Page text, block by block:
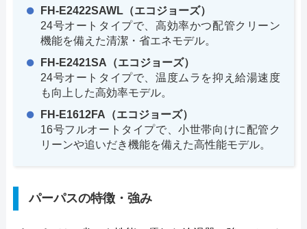
FH-E2422SAWL（エコジョーズ）
24号オートタイプで、高効率かつ配管クリーン
機能を備えた清潔・省エネモデル。
FH-E2421SA（エコジョーズ）
24号オートタイプで、温度ムラを抑え給湯速度
も向上した高効率モデル。
FH-E1612FA（エコジョーズ）
16号フルオートタイプで、小世帯向けに配管ク
リーンや追いだき機能を備えた高性能モデル。
パーパスの特徴・強み